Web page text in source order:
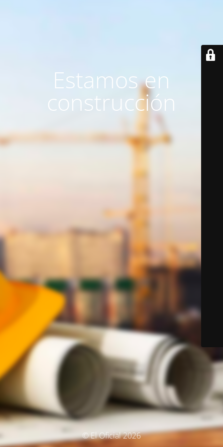
Estamos en
construcción
© El Oficial 2026